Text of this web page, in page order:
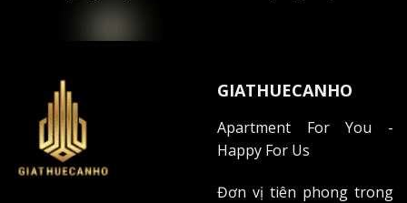
GIATHUECANHO
Apartment For You -
Happy For Us
Đơn vị tiên phong trong